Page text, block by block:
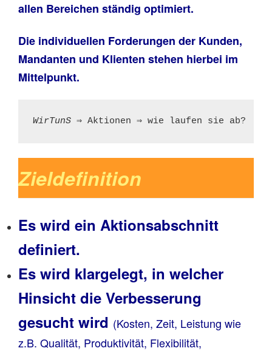
allen Bereichen ständig optimiert.
Die individuellen Forderungen der Kunden,
Mandanten und Klienten stehen hierbei im
Mittelpunkt.
WirTunS ⇒ Aktionen ⇒ wie laufen sie ab?
Zieldefinition
Es wird ein Aktionsabschnitt
definiert.
Es wird klargelegt, in welcher
Hinsicht die Verbesserung
gesucht wird (Kosten, Zeit, Leistung wie
z.B. Qualität, Produktivität, Flexibilität,